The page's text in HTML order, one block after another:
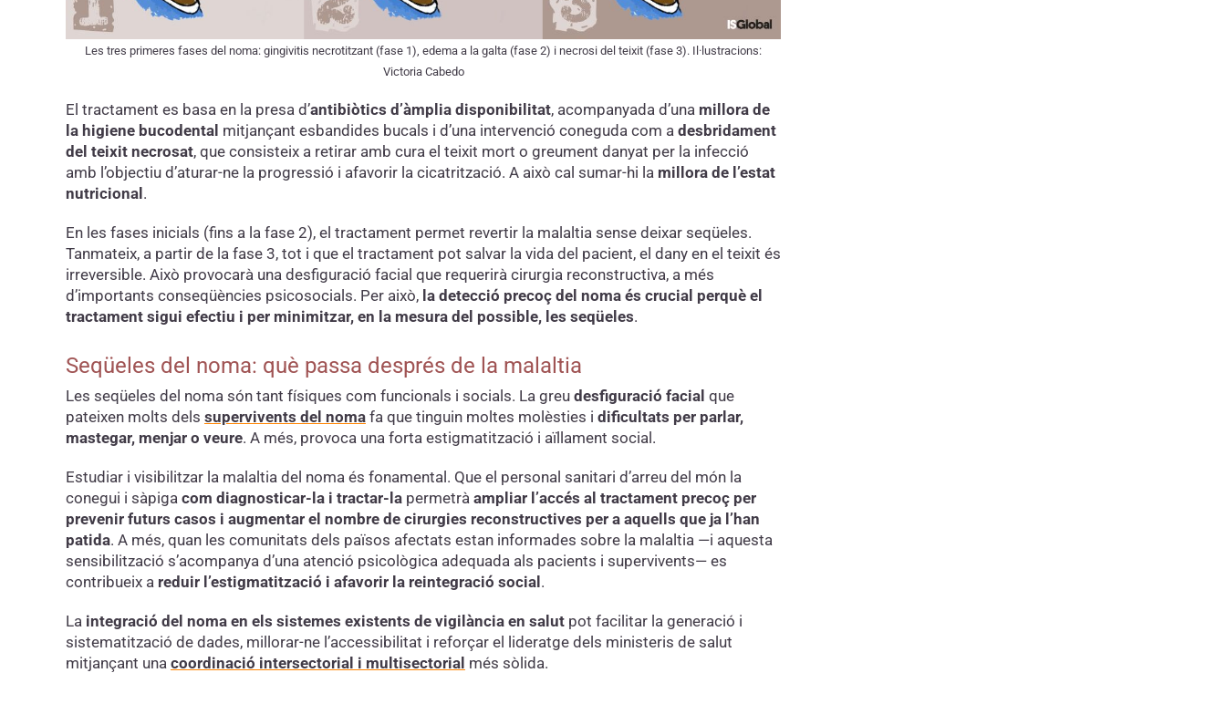
Les tres primeres fases del noma: gingivitis necrotitzant (fase 1), edema a la galta (fase 2) i necrosi del teixit (fase 3). Il·lustracions:
Victoria Cabedo
El tractament es basa en la presa d’antibiòtics d’àmplia disponibilitat, acompanyada d’una millora de
la higiene bucodental mitjançant esbandides bucals i d’una intervenció coneguda com a desbridament
del teixit necrosat, que consisteix a retirar amb cura el teixit mort o greument danyat per la infecció
amb l’objectiu d’aturar-ne la progressió i afavorir la cicatrització. A això cal sumar-hi la millora de l’estat
nutricional.
En les fases inicials (fins a la fase 2), el tractament permet revertir la malaltia sense deixar seqüeles.
Tanmateix, a partir de la fase 3, tot i que el tractament pot salvar la vida del pacient, el dany en el teixit és
irreversible. Això provocarà una desfiguració facial que requerirà cirurgia reconstructiva, a més
d’importants conseqüències psicosocials. Per això, la detecció precoç del noma és crucial perquè el
tractament sigui efectiu i per minimitzar, en la mesura del possible, les seqüeles.
Seqüeles del noma: què passa després de la malaltia
Les seqüeles del noma són tant físiques com funcionals i socials. La greu desfiguració facial que
pateixen molts dels supervivents del nomafa que tinguin moltes molèsties i dificultats per parlar,
mastegar, menjar o veure. A més, provoca una forta estigmatització i aïllament social.
Estudiar i visibilitzar la malaltia del noma és fonamental. Que el personal sanitari d’arreu del món la
conegui i sàpiga com diagnosticar-la i tractar-lapermetrà ampliar l’accés al tractament precoç per
prevenir futurs casos i augmentar el nombre de cirurgies reconstructives per a aquells que ja l’han
patida. A més, quan les comunitats dels països afectats estan informades sobre la malaltia —i aquesta
sensibilització s’acompanya d’una atenció psicològica adequada als pacients i supervivents— es
contribueix a reduir l’estigmatització i afavorir la reintegració social.
La integració del noma en els sistemes existents de vigilància en salutpot facilitar la generació i
sistematització de dades, millorar-ne l’accessibilitat i reforçar el lideratge dels ministeris de salut
mitjançant una coordinació intersectorial i multisectorial més sòlida.